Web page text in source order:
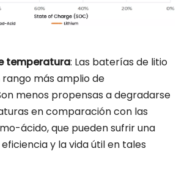
temperatura: Las baterías de litio
más amplio de
menos propensas a degradarse
en comparación con las
ácido, que pueden sufrir una
y la vida útil en tales